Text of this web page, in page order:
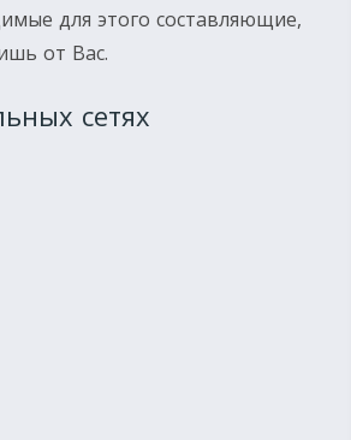
для этого составляющие,
от Вас.
сетях